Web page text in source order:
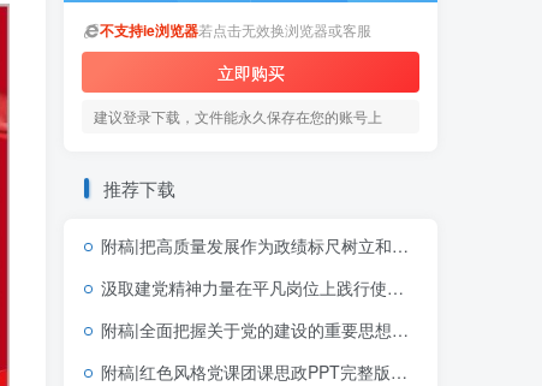
不支持ie浏览器若点击无效换浏览器或客服
立即购买
建议登录下载，文件能永久保存在您的账号上
推荐下载
附稿|把高质量发展作为政绩标尺树立和践行正确政绩观党课PPT模板
汲取建党精神力量在平凡岗位上践行使命七一建党节宣讲党课PPT下载
附稿|全面把握关于党的建设的重要思想的科学体系带讲稿党课团课思政PPT课件下载
附稿|红色风格党课团课思政PPT完整版学习党建文选第一卷第二卷党建思想